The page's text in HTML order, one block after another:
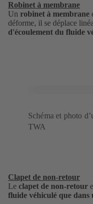
Robinet à membrane
Un robinet à membrane
déforme, il se déplace
d'écoulement du fluide
Schéma et photo
TWA
Clapet de non-retour
Le clapet de non-retour
fluide véhiculé que dans